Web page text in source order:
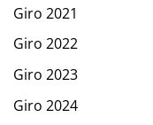
Giro 2021
Giro 2022
Giro 2023
Giro 2024